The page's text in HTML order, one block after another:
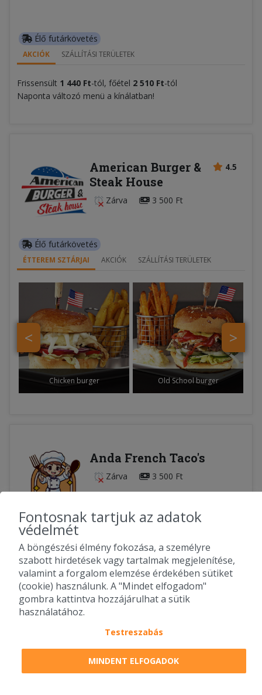
Élő futárkövetés
AKCIÓK SZÁLLÍTÁSI TERÜLETEK
Frissensült 1 440 Ft-tól, főétel 2 510 Ft-tól
Naponta változó menü a kínálatban!
4.5
American Burger &
Steak House
Zárva 3 500 Ft
Élő futárkövetés
ÉTTEREM SZTÁRJAI AKCIÓK SZÁLLÍTÁSI TERÜLETEK
>
<
Chicken burger Old School burger
Anda French Taco's
Zárva 3 500 Ft
Élő futárkövetés
AKCIÓK SZÁLLÍTÁSI TERÜLETEK
Rendelésedet a lehető leggyorsabban elkészítjük,
azonban a szállítási időpont nagyban függ a
forgalomtól, a távolságtól valamint a futár aktuális
útvonalától.
3 050 Ft-tól, "M"edium french tacos
Fontosnak tartjuk az adatok
védelmét
A böngészési élmény fokozása, a személyre
szabott hirdetések vagy tartalmak megjelenítése,
valamint a forgalom elemzése érdekében sütiket
(cookie) használunk. A "Mindet elfogadom"
gombra kattintva hozzájárulhat a sütik
használatához.
Testreszabás
MINDENT ELFOGADOK